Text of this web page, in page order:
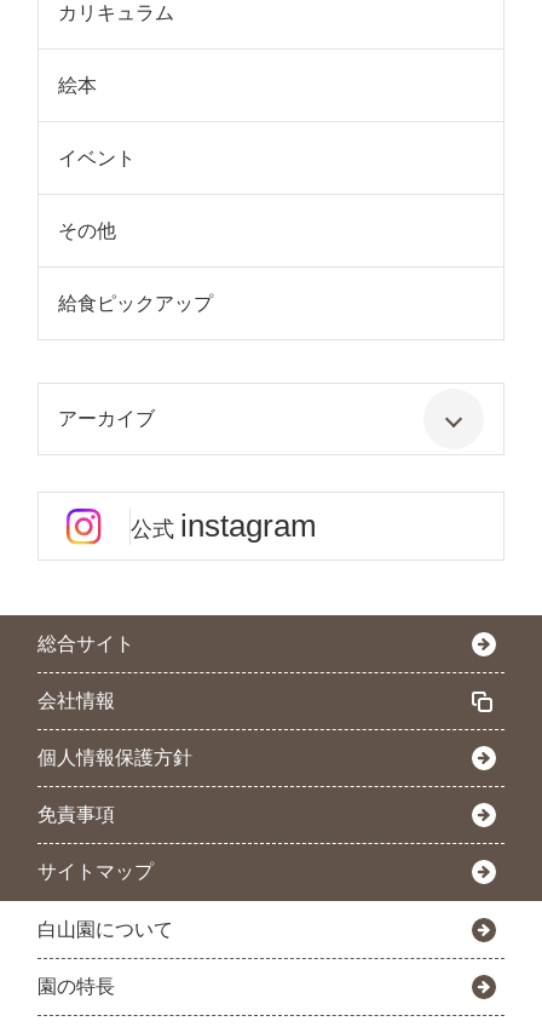
カリキュラム
絵本
イベント
その他
給食ピックアップ
アーカイブ
公式 instagram
総合サイト
会社情報
個人情報保護方針
免責事項
サイトマップ
白山園について
園の特長